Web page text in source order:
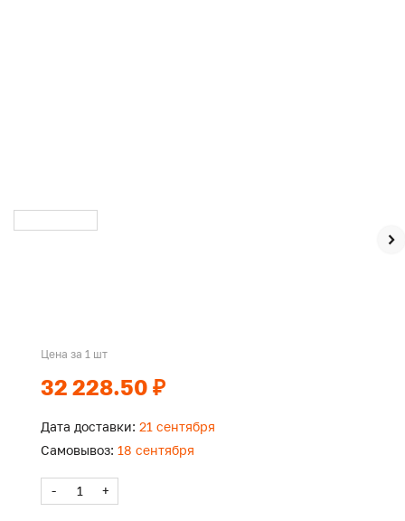
Цена за 1 шт
32 228.50 ₽
Дата доставки: 21 сентября
Самовывоз: 18 сентября
- +